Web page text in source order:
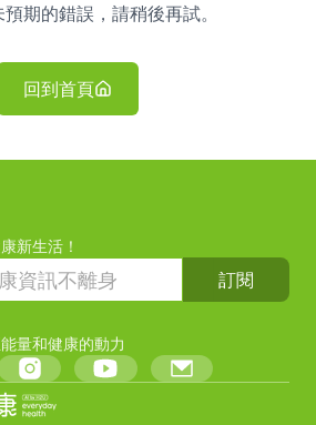
期的錯誤，請稍後再試。
回到首頁
新生活！
訂閱
量和健康的動力